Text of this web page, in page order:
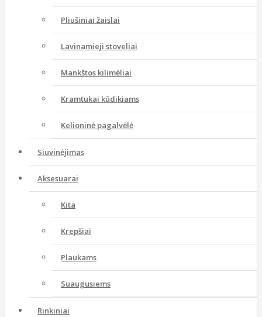
Pliušiniai žaislai
Lavinamieji stoveliai
Mankštos kilimėliai
Kramtukai kūdikiams
Kelioninė pagalvėlė
Siuvinėjimas
Aksesuarai
Kita
Krepšiai
Plaukams
Suaugusiems
Rinkiniai